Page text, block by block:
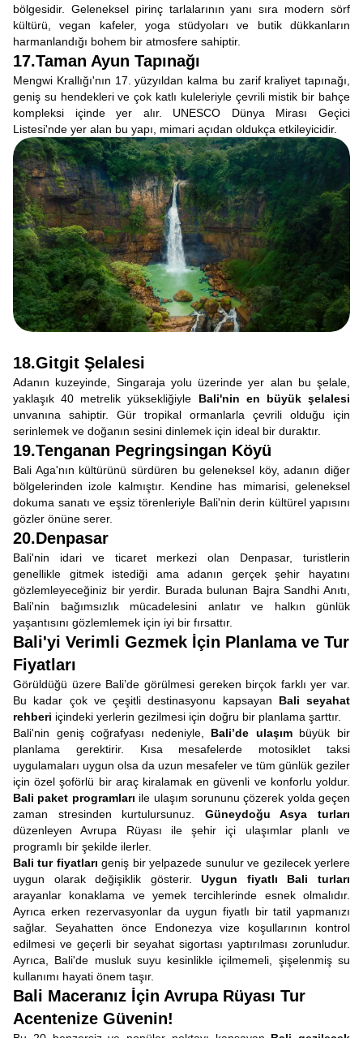
bölgesidir. Geleneksel pirinç tarlalarının yanı sıra modern sörf
kültürü, vegan kafeler, yoga stüdyoları ve butik dükkanların
harmanlandığı bohem bir atmosfere sahiptir.
17.Taman Ayun Tapınağı
Mengwi Krallığı'nın 17. yüzyıldan kalma bu zarif kraliyet tapınağı,
geniş su hendekleri ve çok katlı kuleleriyle çevrili mistik bir bahçe
kompleksi içinde yer alır. UNESCO Dünya Mirası Geçici
Listesi'nde yer alan bu yapı, mimari açıdan oldukça etkileyicidir.
18.Gitgit Şelalesi
Adanın kuzeyinde, Singaraja yolu üzerinde yer alan bu şelale,
yaklaşık 40 metrelik yüksekliğiyle Bali'nin en büyük şelalesi
unvanına sahiptir. Gür tropikal ormanlarla çevrili olduğu için
serinlemek ve doğanın sesini dinlemek için ideal bir duraktır.
19.Tenganan Pegringsingan Köyü
Bali Aga'nın kültürünü sürdüren bu geleneksel köy, adanın diğer
bölgelerinden izole kalmıştır. Kendine has mimarisi, geleneksel
dokuma sanatı ve eşsiz törenleriyle Bali'nin derin kültürel yapısını
gözler önüne serer.
20.Denpasar
Bali'nin idari ve ticaret merkezi olan Denpasar, turistlerin
genellikle gitmek istediği ama adanın gerçek şehir hayatını
gözlemleyeceğiniz bir yerdir. Burada bulunan Bajra Sandhi Anıtı,
Bali'nin bağımsızlık mücadelesini anlatır ve halkın günlük
yaşantısını gözlemlemek için iyi bir fırsattır.
Bali'yi Verimli Gezmek İçin Planlama ve Tur
Fiyatları
Görüldüğü üzere Bali’de görülmesi gereken birçok farklı yer var.
Bu kadar çok ve çeşitli destinasyonu kapsayan Bali seyahat
rehberi içindeki yerlerin gezilmesi için doğru bir planlama şarttır.
Bali'nin geniş coğrafyası nedeniyle, Bali’de ulaşımbüyük bir
planlama gerektirir. Kısa mesafelerde motosiklet taksi
uygulamaları uygun olsa da uzun mesafeler ve tüm günlük geziler
için özel şoförlü bir araç kiralamak en güvenli ve konforlu yoldur.
Bali paket programları ile ulaşım sorununu çözerek yolda geçen
zaman stresinden kurtulursunuz. Güneydoğu Asya turları
düzenleyen Avrupa Rüyası ile şehir içi ulaşımlar planlı ve
programlı bir şekilde ilerler.
Bali tur fiyatları geniş bir yelpazede sunulur ve gezilecek yerlere
uygun olarak değişiklik gösterir.Uygun fiyatlı Bali turları
arayanlar konaklama ve yemek tercihlerinde esnek olmalıdır.
Ayrıca erken rezervasyonlar da uygun fiyatlı bir tatil yapmanızı
sağlar. Seyahatten önce Endonezya vize koşullarının kontrol
edilmesi ve geçerli bir seyahat sigortası yaptırılması zorunludur.
Ayrıca, Bali'de musluk suyu kesinlikle içilmemeli, şişelenmiş su
kullanımı hayati önem taşır.
Bali Maceranız İçin Avrupa Rüyası Tur
Acentenize Güvenin!